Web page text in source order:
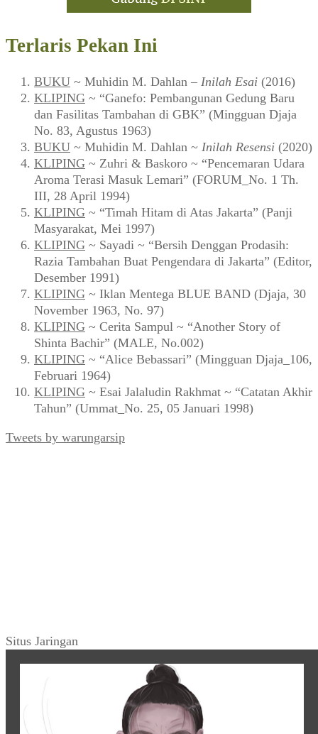
Terlaris Pekan Ini
BUKU ~ Muhidin M. Dahlan – Inilah Esai (2016)
KLIPING ~ “Ganefo: Pembangunan Gedung Baru
dan Fasilitas Tambahan di GBK” (Mingguan Djaja
No. 83, Agustus 1963)
BUKU ~ Muhidin M. Dahlan ~ Inilah Resensi (2020)
KLIPING ~ Zuhri & Baskoro ~ “Pencemaran Udara
Aroma Terasi Masuk Lemari” (FORUM_No. 1 Th.
III, 28 April 1994)
KLIPING ~ “Timah Hitam di Atas Jakarta” (Panji
Masyarakat, Mei 1997)
KLIPING ~ Sayadi ~ “Bersih Denggan Prodasih:
Razia Tambahan Buat Pengendara di Jakarta” (Editor,
Desember 1991)
KLIPING ~ Iklan Mentega BLUE BAND (Djaja, 30
November 1963, No. 97)
KLIPING ~ Cerita Sampul ~ “Another Story of
Shinta Bachir” (MALE, No.002)
KLIPING ~ “Alice Bebassari” (Mingguan Djaja_106,
Februari 1964)
KLIPING ~ Esai Jalaludin Rakhmat ~ “Catatan Akhir
Tahun” (Ummat_No. 25, 05 Januari 1998)
Tweets by warungarsip
Situs Jaringan